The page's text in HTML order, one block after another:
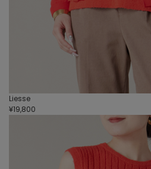
Liesse
¥19,800